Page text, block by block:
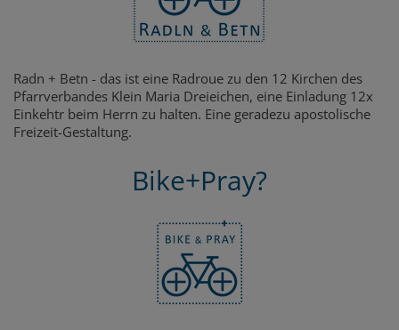
Radn + Betn - das ist eine Radroue zu den 12 Kirchen des
Pfarrverbandes Klein Maria Dreieichen, eine Einladung 12x
Einkehtr beim Herrn zu halten. Eine geradezu apostolische
Freizeit-Gestaltung.
Bike+Pray?